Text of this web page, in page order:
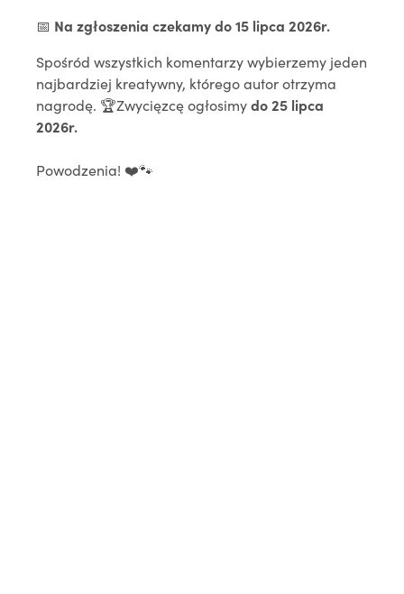
📅 Na zgłoszenia czekamy do 15 lipca 2026r.
Spośród wszystkich komentarzy wybierzemy jeden
najbardziej kreatywny, którego autor otrzyma
nagrodę. 🏆Zwycięzcę ogłosimydo 25 lipca
2026r.
Powodzenia! ❤️🐾